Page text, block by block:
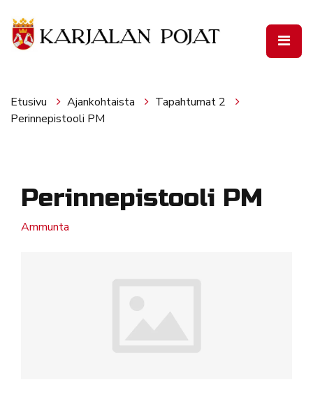
Etusivu Ajankohtaista
Tapahtumat 2
Perinnepistooli PM
Perinnepistooli PM
Ammunta